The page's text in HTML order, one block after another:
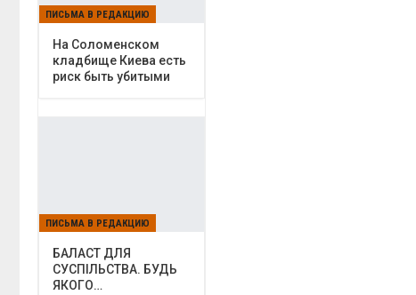
ПИСЬМА В РЕДАКЦИЮ
На Соломенском
кладбище Киева есть
риск быть убитыми
ПИСЬМА В РЕДАКЦИЮ
БАЛАСТ ДЛЯ
СУСПІЛЬСТВА. БУДЬ
ЯКОГО…